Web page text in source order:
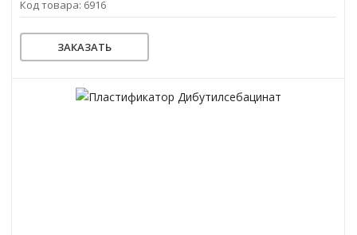
Код товара: 6916
ЗАКАЗАТЬ